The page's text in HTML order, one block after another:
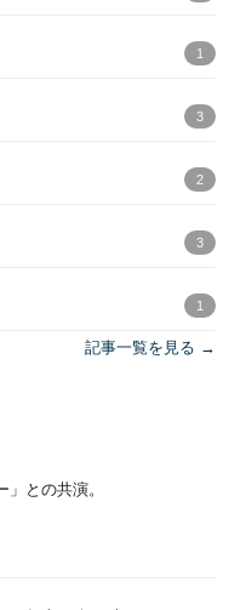
1
3
2
3
1
記事一覧を見る →
との共演。